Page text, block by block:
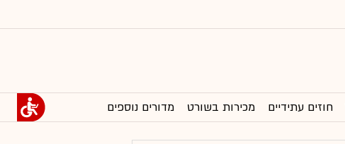
חוזים עתידיים מכירות בשורט מדורים נוספים